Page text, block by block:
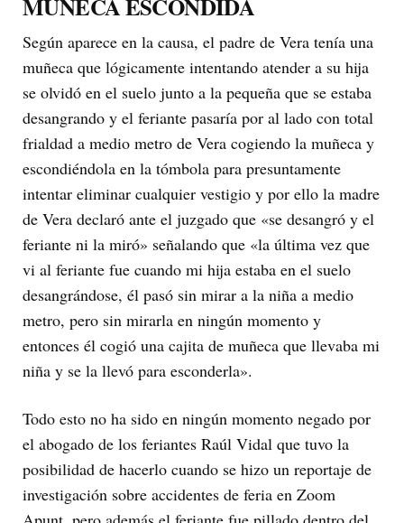
MUÑECA ESCONDIDA
Según aparece en la causa, el padre de Vera tenía una
muñeca que lógicamente intentando atender a su hija
se olvidó en el suelo junto a la pequeña que se estaba
desangrando y el feriante pasaría por al lado con total
frialdad a medio metro de Vera cogiendo la muñeca y
escondiéndola en la tómbola para presuntamente
intentar eliminar cualquier vestigio y por ello la madre
de Vera declaró ante el juzgado que «se desangró y el
feriante ni la miró» señalando que «la última vez que
vi al feriante fue cuando mi hija estaba en el suelo
desangrándose, él pasó sin mirar a la niña a medio
metro, pero sin mirarla en ningún momento y
entonces él cogió una cajita de muñeca que llevaba mi
niña y se la llevó para esconderla».
Todo esto no ha sido en ningún momento negado por
el abogado de los feriantes Raúl Vidal que tuvo la
posibilidad de hacerlo cuando se hizo un reportaje de
investigación sobre accidentes de feria en Zoom